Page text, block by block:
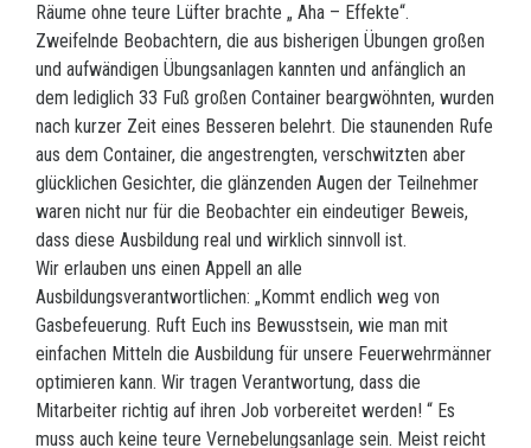
Räume ohne teure Lüfter brachte „ Aha – Effekte“.
Zweifelnde Beobachtern, die aus bisherigen Übungen großen
und aufwändigen Übungsanlagen kannten und anfänglich an
dem lediglich 33 Fuß großen Container beargwöhnten, wurden
nach kurzer Zeit eines Besseren belehrt. Die staunenden Rufe
aus dem Container, die angestrengten, verschwitzten aber
glücklichen Gesichter, die glänzenden Augen der Teilnehmer
waren nicht nur für die Beobachter ein eindeutiger Beweis,
dass diese Ausbildung real und wirklich sinnvoll ist.
Wir erlauben uns einen Appell an alle
Ausbildungsverantwortlichen: „Kommt endlich weg von
Gasbefeuerung. Ruft Euch ins Bewusstsein, wie man mit
einfachen Mitteln die Ausbildung für unsere Feuerwehrmänner
optimieren kann. Wir tragen Verantwortung, dass die
Mitarbeiter richtig auf ihren Job vorbereitet werden! “ Es
muss auch keine teure Vernebelungsanlage sein. Meist reicht